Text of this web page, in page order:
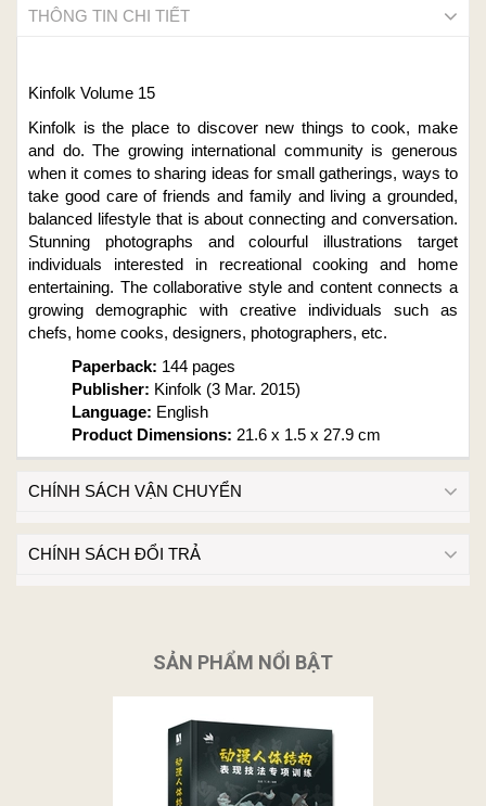
THÔNG TIN CHI TIẾT
Kinfolk Volume 15
Kinfolk is the place to discover new things to cook, make
and do. The growing international community is generous
when it comes to sharing ideas for small gatherings, ways to
take good care of friends and family and living a grounded,
balanced lifestyle that is about connecting and conversation.
Stunning photographs and colourful illustrations target
individuals interested in recreational cooking and home
entertaining. The collaborative style and content connects a
growing demographic with creative individuals such as
chefs, home cooks, designers, photographers, etc.
Paperback: 144 pages
Publisher: Kinfolk (3 Mar. 2015)
Language: English
Product Dimensions: 21.6 x 1.5 x 27.9 cm
CHÍNH SÁCH VẬN CHUYỂN
CHÍNH SÁCH ĐỔI TRẢ
SẢN PHẨM NỔI BẬT